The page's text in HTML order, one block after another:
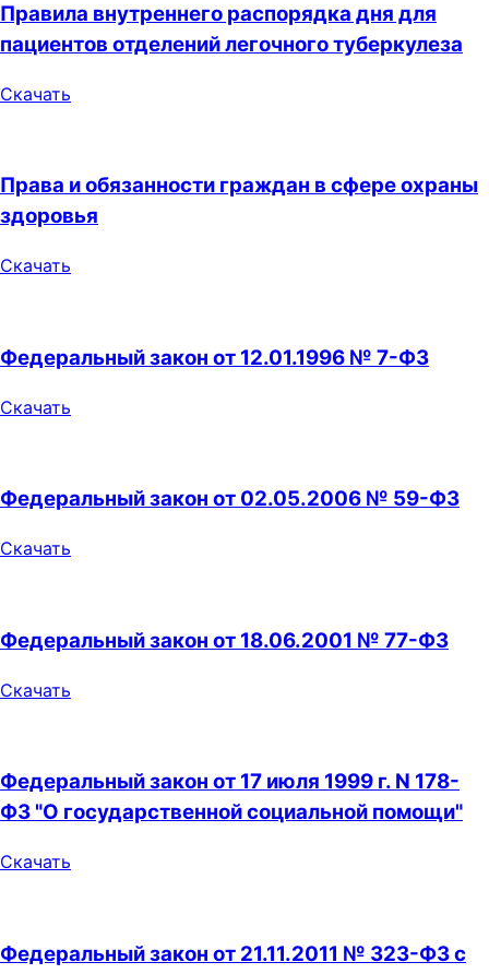
Правила внутреннего распорядка дня для
пациентов отделений легочного туберкулеза
Скачать
Права и обязанности граждан в сфере охраны
здоровья
Скачать
Федеральный закон от 12.01.1996 № 7-ФЗ
Скачать
Федеральный закон от 02.05.2006 № 59-ФЗ
Скачать
Федеральный закон от 18.06.2001 № 77-ФЗ
Скачать
Федеральный закон от 17 июля 1999 г. N 178-
ФЗ "О государственной социальной помощи"
Скачать
Федеральный закон от 21.11.2011 № 323-ФЗ c